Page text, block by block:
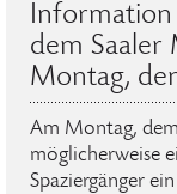
Information
dem Saaler
Montag,
Am Montag,
möglicherweise
Spaziergänger